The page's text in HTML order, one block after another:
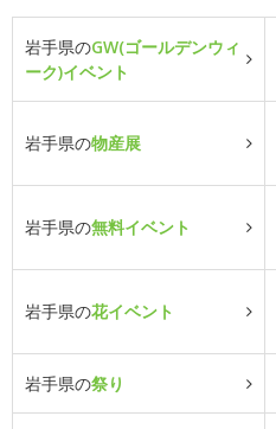
岩手県のGW(ゴールデンウィ
ーク)イベント
岩手県の物産展
岩手県の無料イベント
岩手県の花イベント
岩手県の祭り